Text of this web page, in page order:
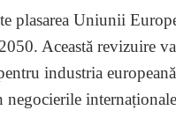
plasarea Uniunii
Această revizuire
industria
negocierile